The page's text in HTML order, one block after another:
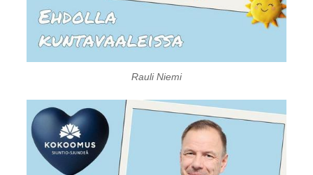
Rauli Niemi